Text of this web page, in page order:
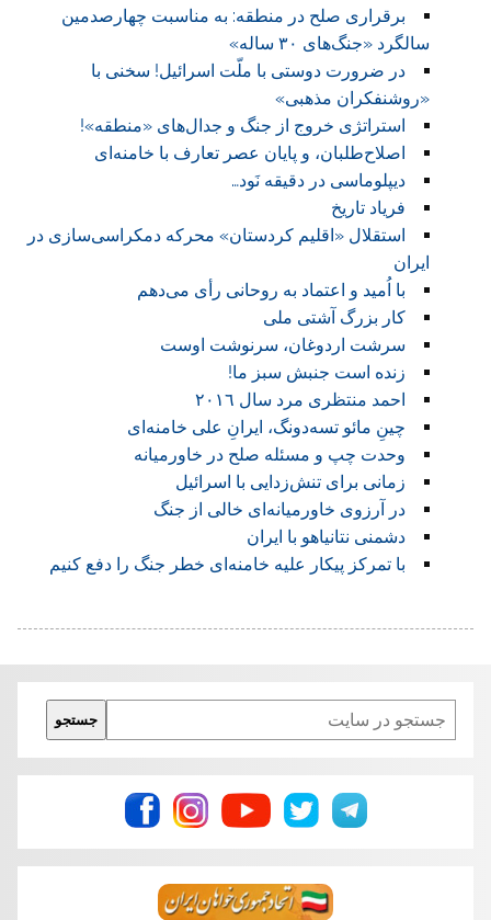
برقراری صلح در منطقه: به مناسبت چهارصدمین
سالگرد «جنگ‌های ۳۰ ساله»
در ضرورت دوستی با ملّت اسرائیل! سخنی با
«روشنفکران مذهبی»
استراتژی خروج از جنگ و جدال‌های «منطقه»!
اصلاح‌طلبان، و پایان عصر تعارف با خامنه‌ای
دیپلوماسی در دقیقه نَود…
فریاد تاریخ
استقلال «اقلیم کردستان» محرکه‌ دمکراسی‌سازی در
ایران
با اُمید و اعتماد به روحانی رأی می‌دهم
کار بزرگ آشتی ملی
سرشت اردوغان، سرنوشت اوست
زنده است جنبش سبز ما!
احمد منتظری مرد سال ٢٠١٦
چینِ مائو تسه‌دونگ، ایرانِ علی خامنه‌ای
وحدت چپ و مسئله صلح در خاورمیانه
زمانی برای تنش‌زدایی با اسرائیل
در آرزوی خاورمیانه‌ای خالی از جنگ
دشمنی نتانیاهو با ایران
با تمرکز پیکار علیه خامنه‌ای خطر جنگ را دفع کنیم
Search
جستجو